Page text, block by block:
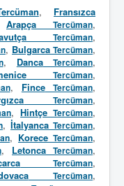
, Fransızca
Arapça Tercüman,
Tercüman,
, Bulgarca Tercüman,
, DancaTercüman,
Tercüman,
, FinceTercüman,
Tercüman,
, Hintçe Tercüman,
, İtalyanca Tercüman,
, Korece Tercüman,
, Letonca Tercüman,
Tercüman,
Tercüman,